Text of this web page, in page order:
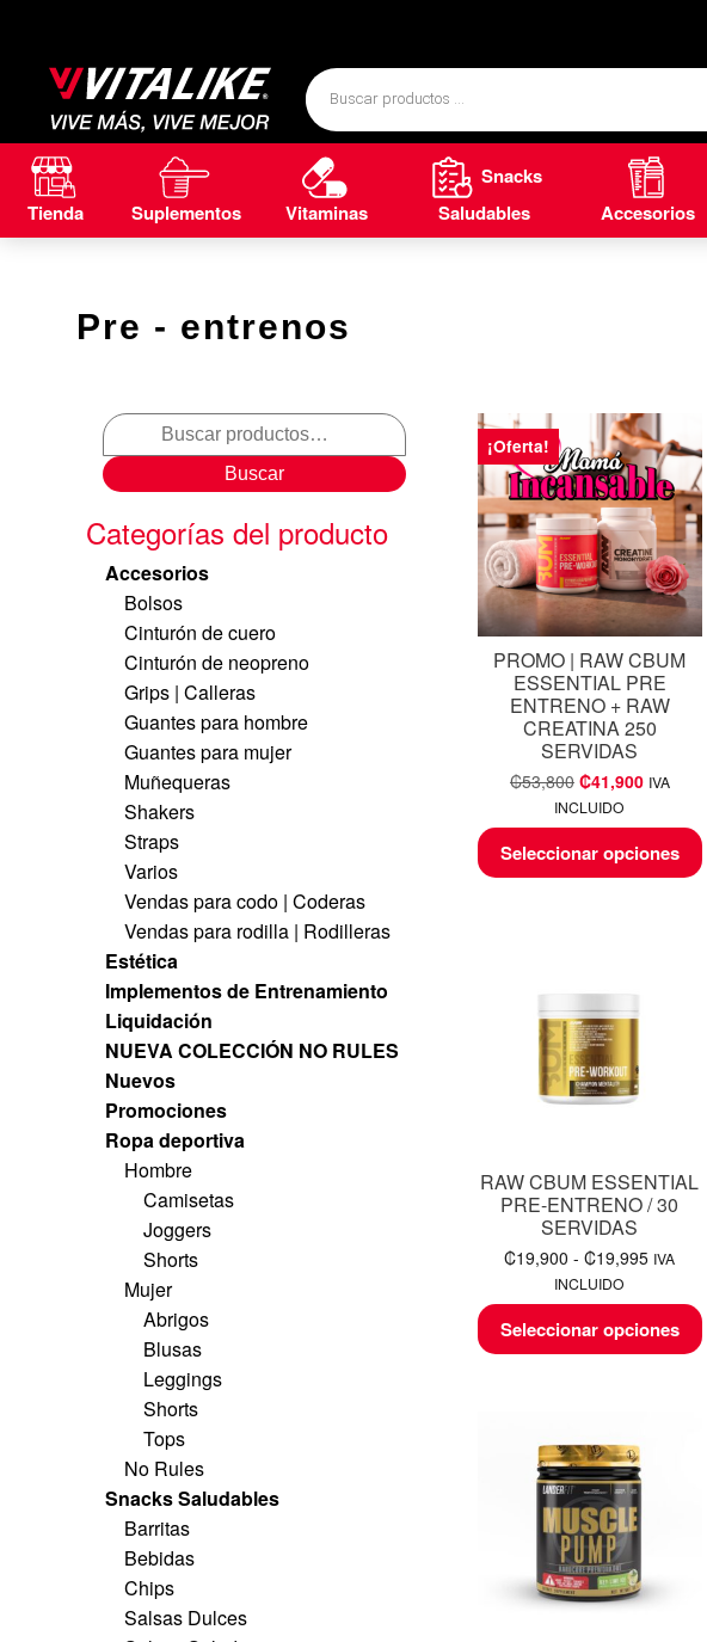
Tienda Suplementos Vitaminas
Snacks
Saludables
Accesorios
Pre - entrenos
Buscar
Categorías del producto
Accesorios
Bolsos
Cinturón de cuero
Cinturón de neopreno
Grips | Calleras
Guantes para hombre
Guantes para mujer
Muñequeras
Shakers
Straps
Varios
Vendas para codo | Coderas
Vendas para rodilla | Rodilleras
Estética
Implementos de Entrenamiento
Liquidación
NUEVA COLECCIÓN NO RULES
Nuevos
Promociones
Ropa deportiva
Hombre
Camisetas
Joggers
Shorts
Mujer
Abrigos
Blusas
Leggings
Shorts
Tops
No Rules
Snacks Saludables
Barritas
Bebidas
Chips
Salsas Dulces
¡Oferta!
PROMO | RAW CBUM
ESSENTIAL PRE
ENTRENO + RAW
CREATINA 250
SERVIDAS
₡53,800 ₡41,900 IVA
INCLUIDO
Seleccionar opciones
RAW CBUM ESSENTIAL
PRE-ENTRENO / 30
SERVIDAS
₡19,900 - ₡19,995 IVA
INCLUIDO
Seleccionar opciones